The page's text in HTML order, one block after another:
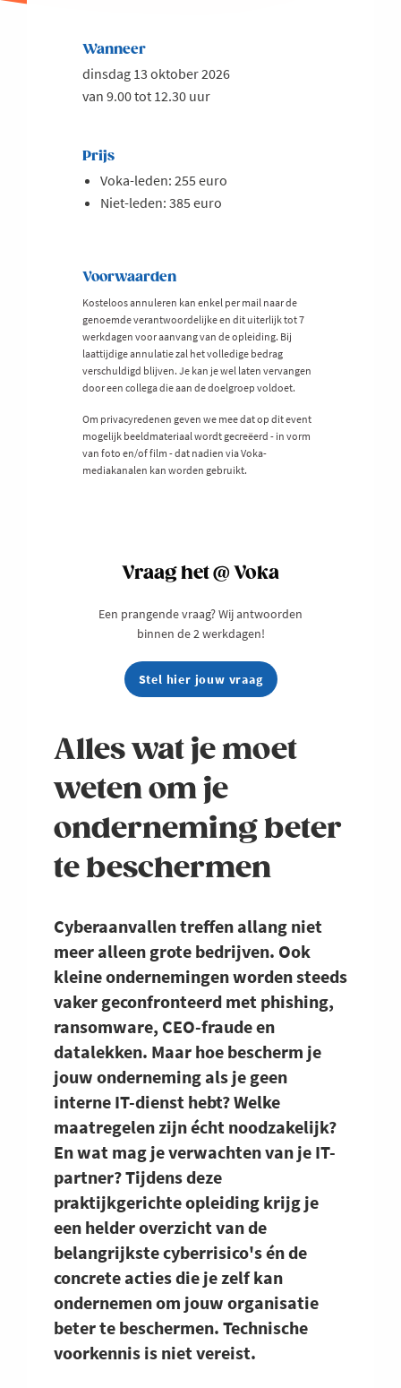
Alles wat je moet
weten om je
onderneming beter
te beschermen
Cyberaanvallen treffen allang niet
meer alleen grote bedrijven. Ook
kleine ondernemingen worden steeds
vaker geconfronteerd met phishing,
ransomware, CEO-fraude en
datalekken. Maar hoe bescherm je
jouw onderneming als je geen
interne IT-dienst hebt? Welke
maatregelen zijn écht noodzakelijk?
En wat mag je verwachten van je IT-
partner? Tijdens deze
praktijkgerichte opleiding krijg je
een helder overzicht van de
belangrijkste cyberrisico's én de
concrete acties die je zelf kan
ondernemen om jouw organisatie
beter te beschermen. Technische
voorkennis is niet vereist.
Wanneer
dinsdag 13 oktober 2026
van 9.00 tot 12.30 uur
Prijs
Voka-leden: 255 euro
Niet-leden: 385 euro
Voorwaarden
Kosteloos annuleren kan enkel per mail naar de
genoemde verantwoordelijke en dit uiterlijk tot 7
werkdagen voor aanvang van de opleiding. Bij
laattijdige annulatie zal het volledige bedrag
verschuldigd blijven. Je kan je wel laten vervangen
door een collega die aan de doelgroep voldoet.
Om privacyredenen geven we mee dat op dit event
mogelijk beeldmateriaal wordt gecreëerd - in vorm
van foto en/of film - dat nadien via Voka-
mediakanalen kan worden gebruikt.
Vraag het @ Voka
Een prangende vraag? Wij antwoorden
binnen de 2 werkdagen!
Stel hier jouw vraag